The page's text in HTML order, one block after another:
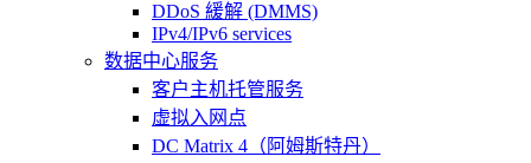
DDoS 緩解 (DMMS)
IPv4/IPv6 services
数据中心服务
客户主机托管服务
虚拟入网点
DC Matrix 4（阿姆斯特丹）